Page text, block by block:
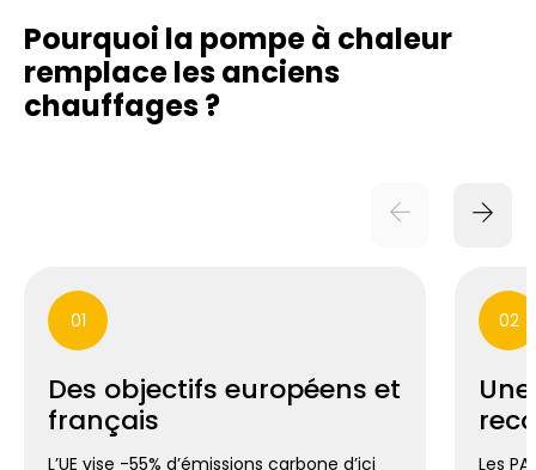
Pourquoi la pompe à chaleur
remplaceles anciens
chauffages ?
01
Des objectifs européens et
français
L’UE vise -55% d’émissions carbone d’ici
02
Les